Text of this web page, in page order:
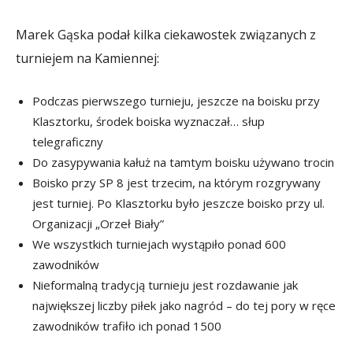
Marek Gąska podał kilka ciekawostek związanych z
turniejem na Kamiennej:
Podczas pierwszego turnieju, jeszcze na boisku przy
Klasztorku, środek boiska wyznaczał… słup
telegraficzny
Do zasypywania kałuż na tamtym boisku używano trocin
Boisko przy SP 8 jest trzecim, na którym rozgrywany
jest turniej. Po Klasztorku było jeszcze boisko przy ul.
Organizacji „Orzeł Biały”
We wszystkich turniejach wystąpiło ponad 600
zawodników
Nieformalną tradycją turnieju jest rozdawanie jak
największej liczby piłek jako nagród – do tej pory w ręce
zawodników trafiło ich ponad 1500